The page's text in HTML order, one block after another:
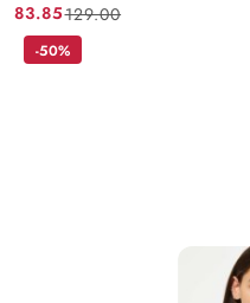
Cena
promocyjna:
83.85
Cena
przed
129.00
-50%